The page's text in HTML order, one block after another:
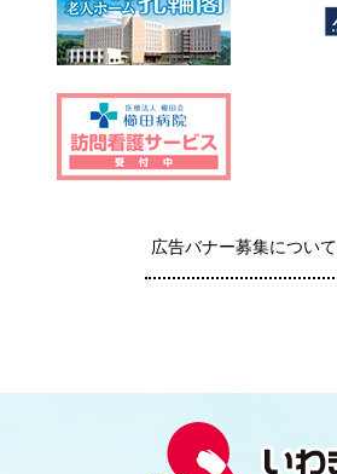
広告バナー募集について